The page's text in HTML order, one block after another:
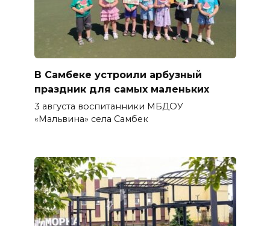
В Самбеке устроили арбузный
праздник для самых маленьких
3 августа воспитанники МБДОУ
«Мальвина» села Самбек